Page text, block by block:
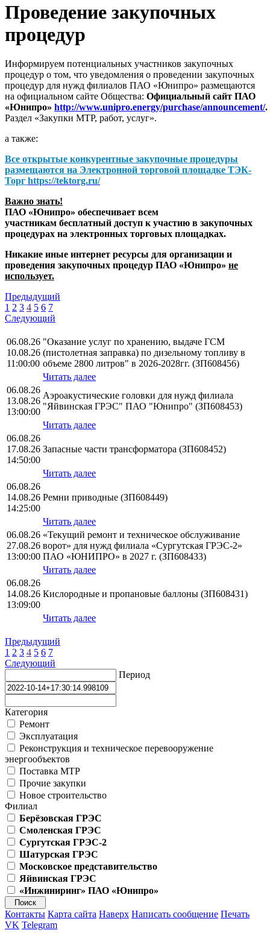
Проведение закупочных
процедур
Информируем потенциальных участников закупочных
процедур о том, что уведомления о проведении закупочных
процедур для нужд филиалов ПАО «Юнипро» размещаются
на официальном сайте Общества: Официальный сайт ПАО
«Юнипро» http://www.unipro.energy/purchase/announcement/.
Раздел «Закупки МТР, работ, услуг».
а также:
Все открытые конкурентные закупочные процедуры
размещаются на Электронной торговой площадке ТЭК-
Торг https://tektorg.ru/
Важно знать!
ПАО «Юнипро» обеспечивает всем
участникам бесплатный доступ к участию в закупочных
процедурах на электронных торговых площадках.
Никакие иные интернет ресурсы для организации и
проведения закупочных процедур ПАО «Юнипро» не
использует.
Предыдущий
1 2 3 4 5 6 7
Следующий
06.08.26
10.08.26
11:00:00
"Оказание услуг по хранению, выдаче ГСМ
(пистолетная заправка) по дизельному топливу в
объеме 2800 литров" в 2026-2028гг. (ЗП608456)
Читать далее
06.08.26
13.08.26
13:00:00
Аэроакустические головки для нужд филиала
"Яйвинская ГРЭС" ПАО "Юнипро" (ЗП608453)
Читать далее
06.08.26
17.08.26
14:50:00
Запасные части трансформатора (ЗП608452)
Читать далее
06.08.26
14.08.26
14:25:00
Ремни приводные (ЗП608449)
Читать далее
06.08.26
27.08.26
13:00:00
«Текущий ремонт и техническое обслуживание
ворот» для нужд филиала «Сургутская ГРЭС-2»
ПАО «ЮНИПРО» в 2027 г. (ЗП608433)
Читать далее
06.08.26
14.08.26
13:09:00
Кислородные и пропановые баллоны (ЗП608431)
Читать далее
Предыдущий
1 2 3 4 5 6 7
Следующий
Период
Категория
Ремонт
Эксплуатация
Реконструкция и техническое перевооружение
энергообъектов
Поставка МТР
Прочие закупки
Новое строительство
Филиал
Берёзовская ГРЭС
Смоленская ГРЭС
Сургутская ГРЭС-2
Шатурская ГРЭС
Московское представительство
Яйвинская ГРЭС
«Инжиниринг» ПАО «Юнипро»
Контакты Карта сайта Наверх Написать сообщение Печать
VK Telegram